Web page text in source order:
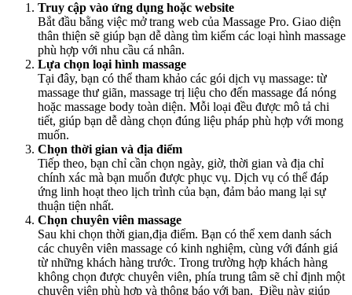
Truy cập vào ứng dụng hoặc website
Bắt đầu bằng việc mở trang web của Massage Pro. Giao diện
thân thiện sẽ giúp bạn dễ dàng tìm kiếm các loại hình massage
phù hợp với nhu cầu cá nhân.
Lựa chọn loại hình massage
Tại đây, bạn có thể tham khảo các gói dịch vụ massage: từ
massage thư giãn, massage trị liệu cho đến massage đá nóng
hoặc massage body toàn diện. Mỗi loại đều được mô tả chi
tiết, giúp bạn dễ dàng chọn đúng liệu pháp phù hợp với mong
muốn.
Chọn thời gian và địa điểm
Tiếp theo, bạn chỉ cần chọn ngày, giờ, thời gian và địa chỉ
chính xác mà bạn muốn được phục vụ. Dịch vụ có thể đáp
ứng linh hoạt theo lịch trình của bạn, đảm bảo mang lại sự
thuận tiện nhất.
Chọn chuyên viên massage
Sau khi chọn thời gian,địa điểm. Bạn có thể xem danh sách
các chuyên viên massage có kinh nghiệm, cùng với đánh giá
từ những khách hàng trước. Trong trường hợp khách hàng
không chọn được chuyên viên, phía trung tâm sẽ chỉ định một
chuyên viên phù hợp và thông báo với bạn. Điều này giúp